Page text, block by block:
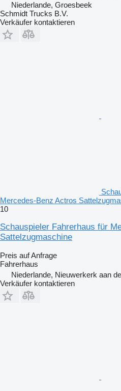
Niederlande, Groesbeek
Schmidt Trucks B.V.
Verkäufer kontaktieren
Mercedes-Benz Actros
10
Schauspieler Fahrerhaus für
Sattelzugmaschine
Preis auf Anfrage
Fahrerhaus
Niederlande, Nieuwerkerk aan
Verkäufer kontaktieren